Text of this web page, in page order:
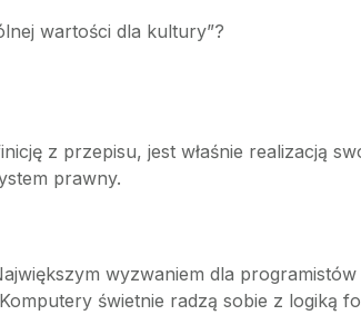
wartości dla kultury”?
z przepisu, jest właśnie realizacją
prawny.
wyzwaniem dla programistów
świetnie radzą sobie z logiką